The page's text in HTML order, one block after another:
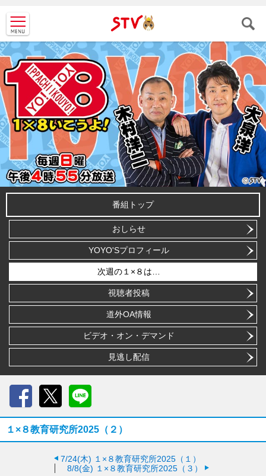
ＳＴＶ札
幌テレビ
番組トップ
おしらせ
YOYO'Sプロフィール
次週の１×８は…
視聴者投稿
道外OA情報
ビデオ・オン・デマンド
見逃し配信
１×８教育研究所2025（２）
7/24(木) １×８教育研究所2025（１）
8/8(金) １×８教育研究所2025（３）